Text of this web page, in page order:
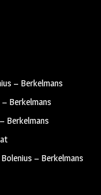
– Berkelmans
– Berkelmans
Berkelmans
– Berkelmans